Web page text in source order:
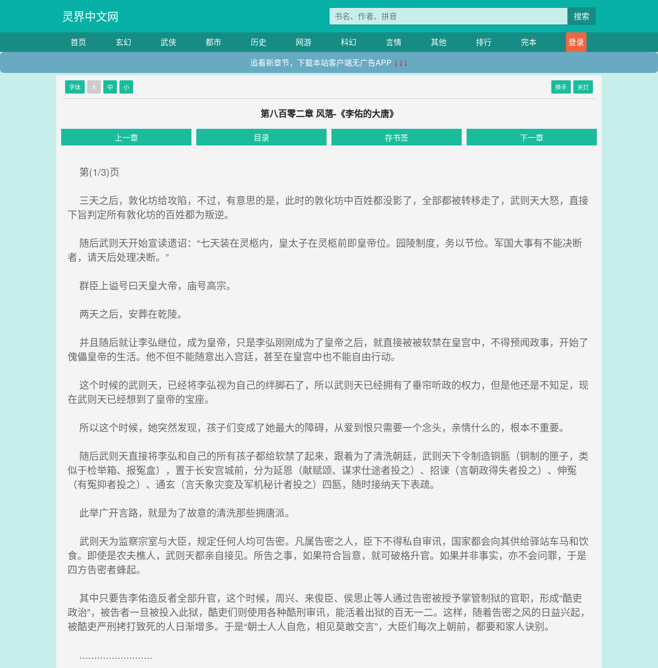
灵界中文网 搜索
首页 玄幻 武侠 都市 历史 网游 科幻 言情 其他 排行 完本
登录
追看新章节，下载本站客户端无广告APP ↓↓↓
字体 大 中 小 换手 关灯
第八百零二章 风落-《李佑的大唐》
上一章 目录 存书签 下一章
第(1/3)页
三天之后，敦化坊给攻陷，不过，有意思的是，此时的敦化坊中百姓都没影了，全部都被转移走了，武则天大怒，直接
下旨判定所有敦化坊的百姓都为叛逆。
随后武则天开始宣读遗诏：“七天装在灵柩内，皇太子在灵柩前即皇帝位。园陵制度，务以节俭。军国大事有不能决断
者，请天后处理决断。”
群臣上谥号曰天皇大帝，庙号高宗。
两天之后，安葬在乾陵。
并且随后就让李弘继位，成为皇帝，只是李弘刚刚成为了皇帝之后，就直接被被软禁在皇宫中，不得预闻政事，开始了
傀儡皇帝的生活。他不但不能随意出入宫廷，甚至在皇宫中也不能自由行动。
这个时候的武则天，已经将李弘视为自己的绊脚石了，所以武则天已经拥有了垂帘听政的权力，但是他还是不知足，现
在武则天已经想到了皇帝的宝座。
所以这个时候，她突然发现，孩子们变成了她最大的障碍，从爱到恨只需要一个念头，亲情什么的，根本不重要。
随后武则天直接将李弘和自己的所有孩子都给软禁了起来，跟着为了清洗朝廷，武则天下令制造铜匦（铜制的匣子，类
似于检举箱、报冤盒），置于长安宫城前，分为延恩（献赋颂、谋求仕途者投之）、招谏（言朝政得失者投之）、伸冤
（有冤抑者投之）、通玄（言天象灾变及军机秘计者投之）四匦，随时接纳天下表疏。
此举广开言路，就是为了故意的清洗那些拥唐派。
武则天为监察宗室与大臣，规定任何人均可告密。凡属告密之人，臣下不得私自审讯，国家都会向其供给驿站车马和饮
食。即使是农夫樵人，武则天都亲自接见。所告之事，如果符合旨意，就可破格升官。如果并非事实，亦不会问罪，于是
四方告密者蜂起。
其中只要告李佑造反者全部升官，这个时候，周兴、来俊臣、侯思止等人通过告密被授予掌管制狱的官职，形成“酷吏
政治”，被告者一旦被投入此狱，酷吏们则使用各种酷刑审讯，能活着出狱的百无一二。这样，随着告密之风的日益兴起，
被酷吏严刑拷打致死的人日渐增多。于是“朝士人人自危，相见莫敢交言”，大臣们每次上朝前，都要和家人诀别。
.........................